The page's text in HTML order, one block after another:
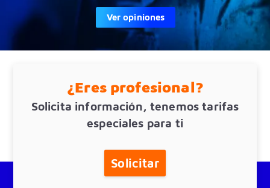
Ver opiniones
¿Eres profesional?
Solicita información, tenemos tarifas
especiales para ti
Solicitar